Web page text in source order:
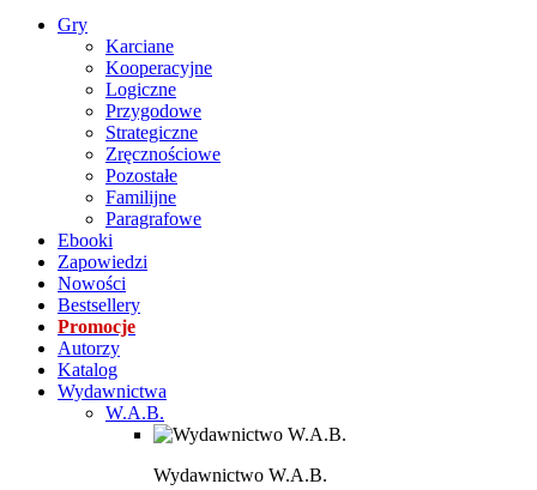
Gry
Karciane
Kooperacyjne
Logiczne
Przygodowe
Strategiczne
Zręcznościowe
Pozostałe
Familijne
Paragrafowe
Ebooki
Zapowiedzi
Nowości
Bestsellery
Promocje
Autorzy
Katalog
Wydawnictwa
W.A.B.
Wydawnictwo W.A.B.